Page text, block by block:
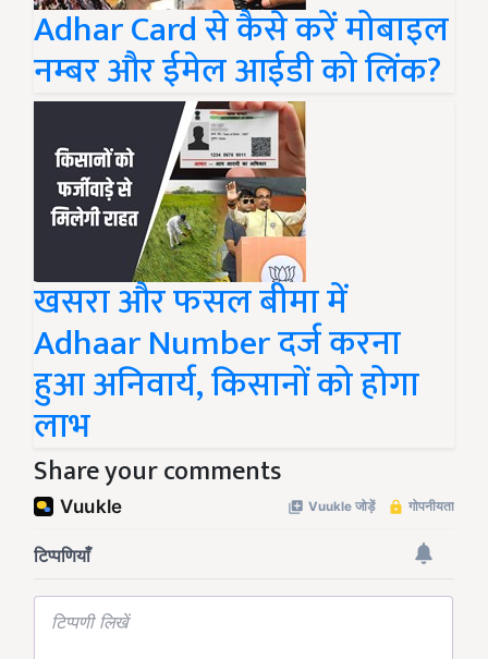
Adhar Card से कैसे करें मोबाइल
नम्बर और ईमेल आईडी को लिंक?
खसरा और फसल बीमा में
Adhaar Number दर्ज करना
हुआ अनिवार्य, किसानों को होगा
लाभ
Share your comments